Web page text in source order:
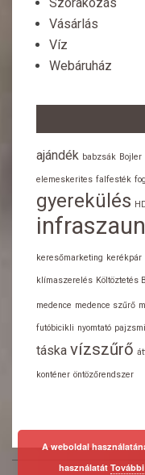
Szórakozás
Vásárlás
Víz
Webáruház
ajándék babzsák Bojler
elemeskerites falfesték
gyerekülés
keresőmarketing kerékpár
klímaszerelés Költöztetés
medence medence szűrő
futóbicikli nyomtató
táska vízszűrő
konténer öntözőrendszer
A weboldal
használatát